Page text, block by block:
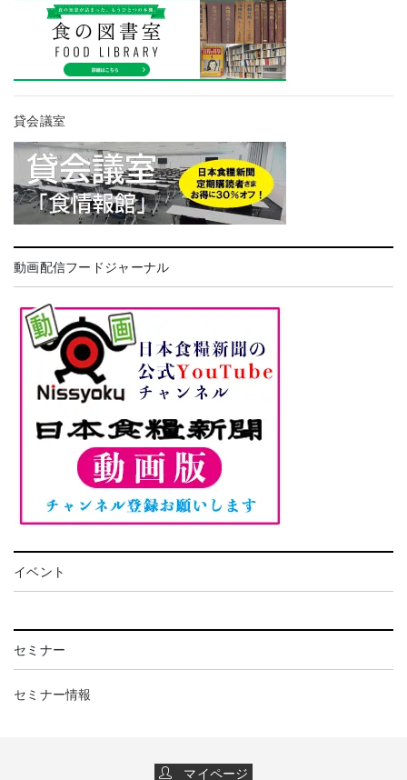
貸会議室
動画配信フードジャーナル
イベント
セミナー
セミナー情報
マイページ